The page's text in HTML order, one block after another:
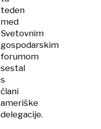
teden
med
Svetovnim
gospodarskim
forumom
sestal
s
člani
ameriške
delegacije.